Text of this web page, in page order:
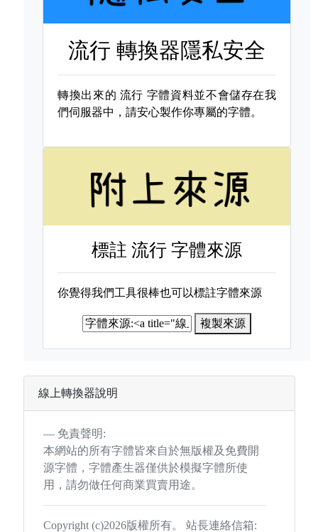
流行 轉換器隱私安全
轉換出來的 流行 字體資料並不會儲存在我
們伺服器中，請安心製作你專屬的字體。
標註流行 字體來源
你覺得我們工具很棒也可以標註字體來源
複製來源
線上轉換器說明
免責聲明:
本網站的所有字體皆來自於無版權及免費開
源字體，字體產生器僅供於模擬字體所使
用，請勿做任何商業買賣用途。
Copyright (c)2026版權所有。 站長連絡信箱: